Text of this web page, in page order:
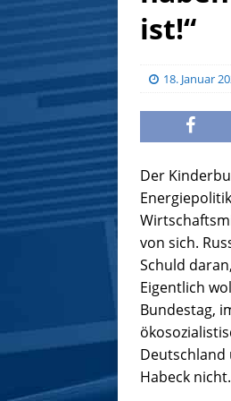
ist!“
18. Januar
Der
von sich.
Schuld
Eigentlich
Bundestag,
Deutschland
Habeck